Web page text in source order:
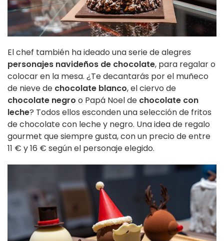
El chef también ha ideado una serie de alegres
personajes navideños de chocolate, para regalar o
colocar en la mesa. ¿Te decantarás por el muñeco
de nieve de chocolate blanco, el ciervo de
chocolate negro o Papá Noel de chocolate con
leche? Todos ellos esconden una selección de fritos
de chocolate con leche y negro. Una idea de regalo
gourmet que siempre gusta, con un precio de entre
11 € y 16 € según el personaje elegido.